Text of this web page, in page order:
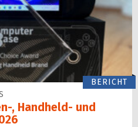
BERICHT
, Handheld- und